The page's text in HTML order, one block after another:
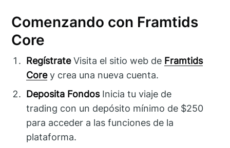
Comenzando con Framtids
Core
RegístrateVisita el sitio web de Framtids
Corey crea una nueva cuenta.
Deposita FondosInicia tu viaje de
trading con un depósito mínimo de $250
para acceder a las funciones de la
plataforma.